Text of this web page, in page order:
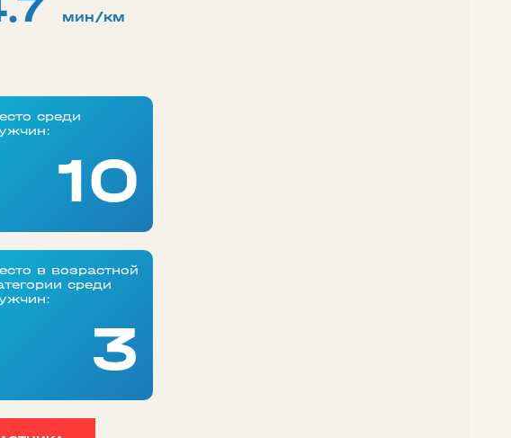
мин/км
среди
10
в возрастной
среди
3